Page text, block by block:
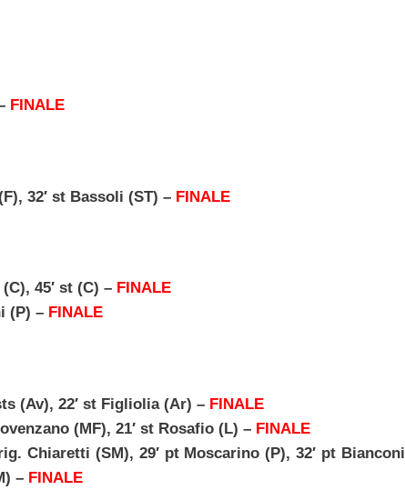
FINALE
32′ st Bassoli (ST) – FINALE
45′ st (C) – FINALE
(P) – FINALE
(Av), 22′ st Figliolia (Ar) – FINALE
(MF), 21′ st Rosafio (L) – FINALE
Chiaretti (SM), 29′ pt Moscarino (P), 32′ pt Bianconi
– FINALE